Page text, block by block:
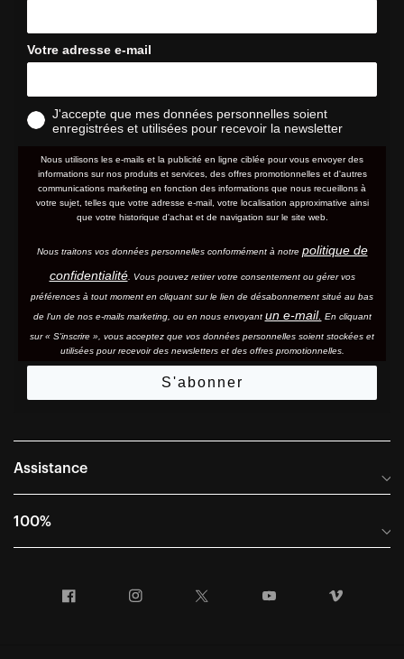
Votre adresse e-mail
J'accepte que mes données personnelles soient
enregistrées et utilisées pour recevoir la newsletter
Nous utilisons les e-mails et la publicité en ligne ciblée pour vous envoyer des
informations sur nos produits et services, des offres promotionnelles et d'autres
communications marketing en fonction des informations que nous recueillons à
votre sujet, telles que votre adresse e-mail, votre localisation approximative ainsi
que votre historique d'achat et de navigation sur le site web.
Nous traitons vos données personnelles conformément à notre politique de
confidentialité. Vous pouvez retirer votre consentement ou gérer vos
préférences à tout moment en cliquant sur le lien de désabonnement situé au bas
de l'un de nos e-mails marketing, ou en nous envoyant un e-mail. En cliquant
sur « S'inscrire », vous acceptez que vos données personnelles soient stockées et
utilisées pour recevoir des newsletters et des offres promotionnelles.
S'abonner
Assistance
Foire aux questions
Conditions générales de vente
100%
Informations sur l'entreprise
Facebook Instagram YouTube